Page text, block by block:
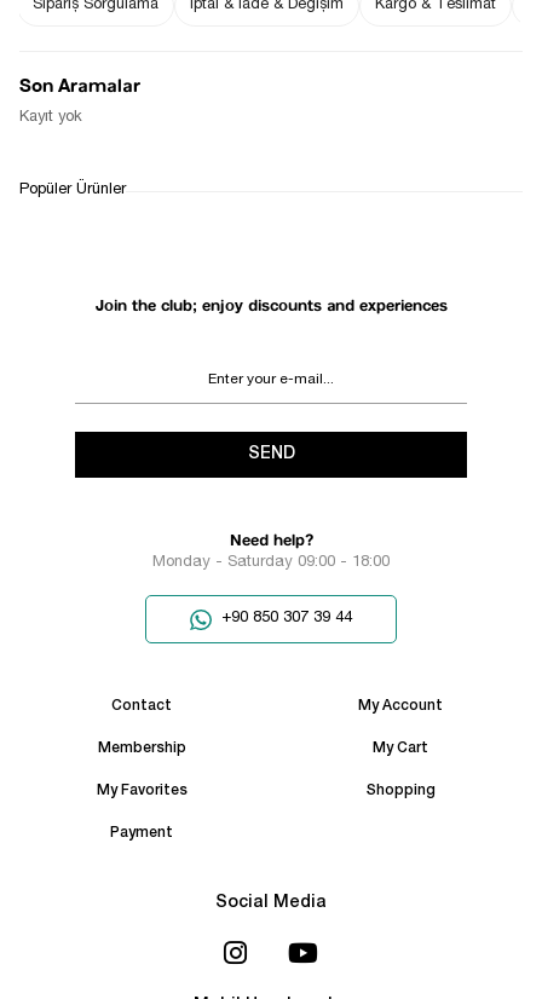
Notify me when
Notify Me When Available
RETURN AND EXCHANGE
Join the club; enjoy discounts and experiences
SEND
Need help?
Monday - Saturday 09:00 - 18:00
+90 850 307 39 44
Contact My Account
Membership My Cart
My Favorites Shopping
Payment
Social Media
Sipariş Sorgulama İptal & İade & Değişim Kargo & Teslimat
Son Aramalar
Kayıt yok
Popüler Ürünler